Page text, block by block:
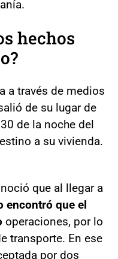
hechos
a través de medios
de su lugar de
de la noche del
a su vivienda.
que al llegar a
encontró que el
operaciones, por lo
transporte. En ese
por dos